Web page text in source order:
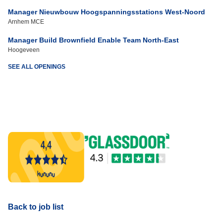
Manager Nieuwbouw Hoogspanningsstations West-Noord
Arnhem MCE
Manager Build Brownfield Enable Team North-East
Hoogeveen
SEE ALL OPENINGS
Back to job list